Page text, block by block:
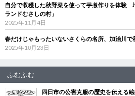
自分で収穫した秋野菜を使って芋煮作りを体験
ランドむさしの村」
2025年11月4日
春だけじゃもったいないさくらの名所、加治川で
2025年10月23日
ふむふむ
四日市の公害克服の歴史を伝える